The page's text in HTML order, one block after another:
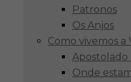
Patronos
Os Anjos
Como vivemos a
Apostolado
Onde